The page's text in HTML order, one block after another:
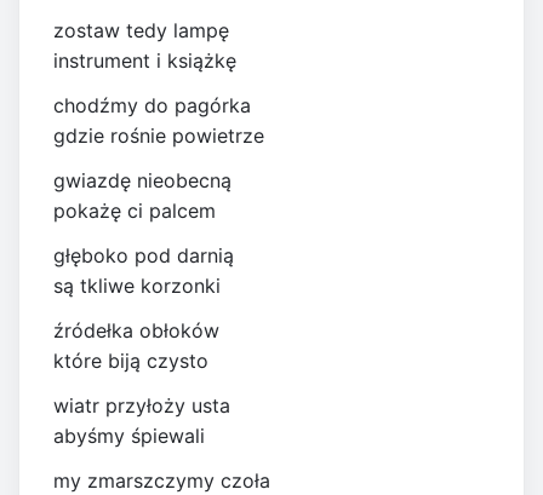
zostaw tedy lampę
instrument i książkę
chodźmy do pagórka
gdzie rośnie powietrze
gwiazdę nieobecną
pokażę ci palcem
głęboko pod darnią
są tkliwe korzonki
źródełka obłoków
które biją czysto
wiatr przyłoży usta
abyśmy śpiewali
my zmarszczymy czoła